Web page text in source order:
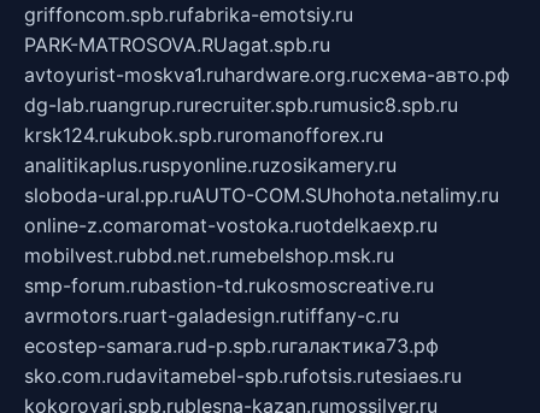
griffoncom.spb.rufabrika-emotsiy.ru
PARK-MATROSOVA.RUagat.spb.ru
avtoyurist-moskva1.ruhardware.org.ruсхема-авто.рф
dg-lab.ruangrup.rurecruiter.spb.rumusic8.spb.ru
krsk124.rukubok.spb.ruromanofforex.ru
analitikaplus.ruspyonline.ruzosikamery.ru
sloboda-ural.pp.ruAUTO-COM.SUhohota.netalimy.ru
online-z.comaromat-vostoka.ruotdelkaexp.ru
mobilvest.rubbd.net.rumebelshop.msk.ru
smp-forum.rubastion-td.rukosmoscreative.ru
avrmotors.ruart-galadesign.rutiffany-c.ru
ecostep-samara.rud-p.spb.ruгалактика73.рф
sko.com.rudavitamebel-spb.rufotsis.rutesiaes.ru
kokoroyari.spb.rublesna-kazan.rumossilver.ru